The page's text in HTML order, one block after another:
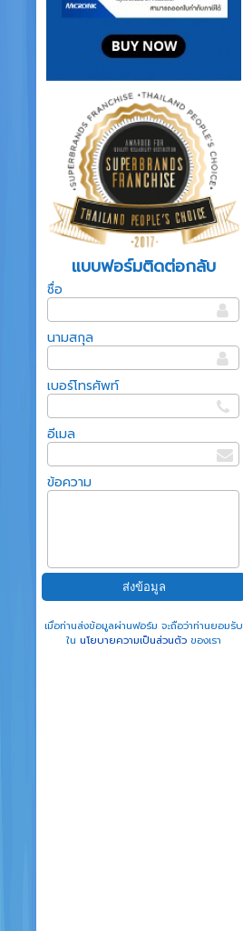
แบบฟอร์มติดต่อกลับ
ชื่อ
นามสกุล
เบอร์โทรศัพท์
อีเมล
ข้อความ
เมื่อท่านส่งข้อมูลผ่านฟอร์ม จะถือว่าท่านยอมรับ
ใน นโยบายความเป็นส่วนตัวของเรา